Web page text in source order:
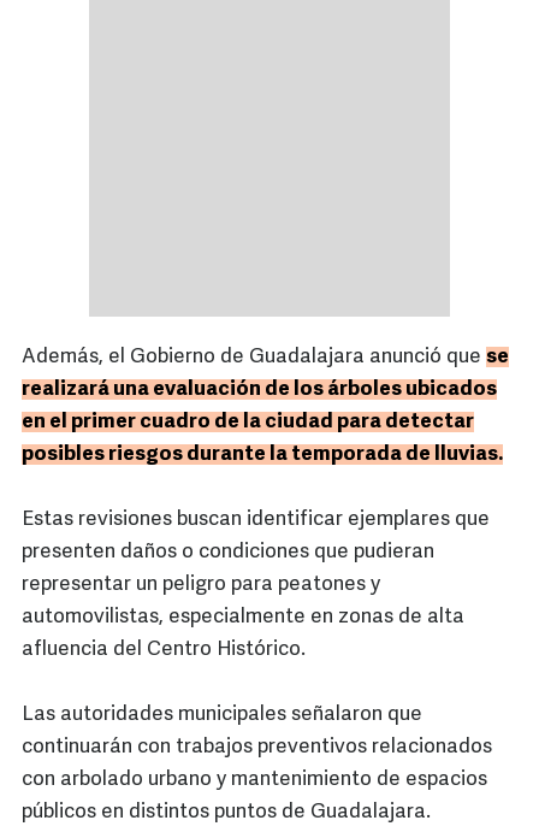
Además, el Gobierno de Guadalajara anunció que se
realizará una evaluación de los árboles ubicados
en el primer cuadro de la ciudad para detectar
posibles riesgos durante la temporada de lluvias.
Estas revisiones buscan identificar ejemplares que
presenten daños o condiciones que pudieran
representar un peligro para peatones y
automovilistas, especialmente en zonas de alta
afluencia del Centro Histórico.
Las autoridades municipales señalaron que
continuarán con trabajos preventivos relacionados
con arbolado urbano y mantenimiento de espacios
públicos en distintos puntos de Guadalajara.